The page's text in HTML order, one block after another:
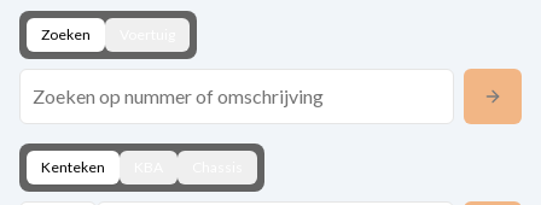
ContactZoeken
Kenteken